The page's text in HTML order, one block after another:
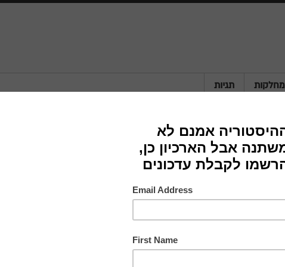
מחלקות תגיות